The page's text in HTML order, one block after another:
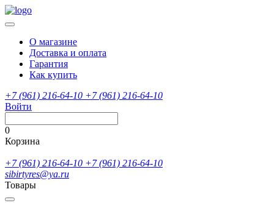
О магазине
Доставка и оплата
Гарантия
Как купить
+7 (961) 216-64-10 +7 (961) 216-64-10
Войти
0
Корзина
+7 (961) 216-64-10 +7 (961) 216-64-10
sibirtyres@ya.ru
Товары